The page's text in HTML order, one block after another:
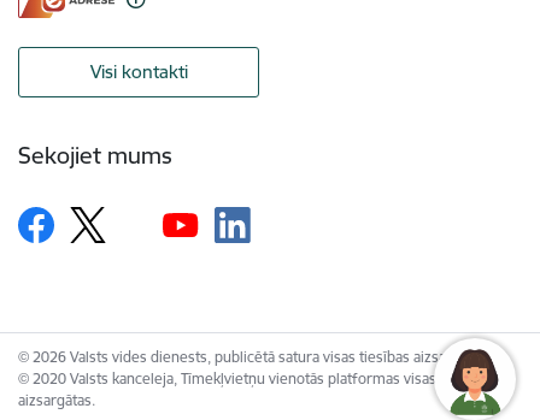
Visi kontakti
Sekojiet mums
© 2026 Valsts vides dienests, publicētā satura visas tiesības aizsargātas.
© 2020 Valsts kanceleja, Tīmekļvietņu vienotās platformas visas tiesības
aizsargātas.